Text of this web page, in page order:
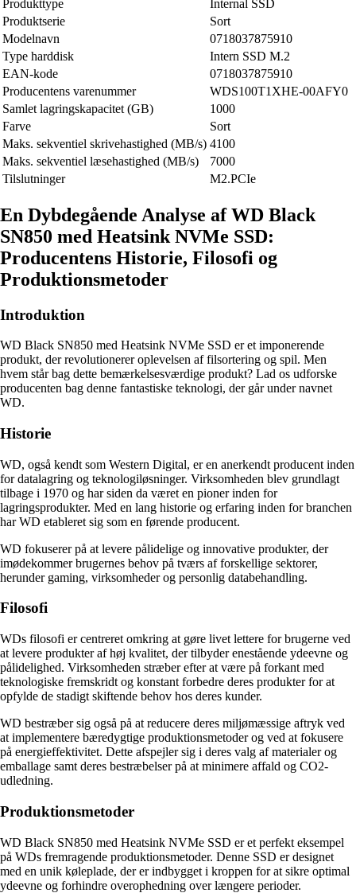
Produkttype
Internal SSD
Produktserie
Sort
Modelnavn
0718037875910
Type harddisk
Intern SSD M.2
EAN-kode
0718037875910
Producentens varenummer
WDS100T1XHE-00AFY0
Samlet lagringskapacitet (GB)
1000
Farve
Sort
Maks. sekventiel skrivehastighed (MB/s) 4100
Maks. sekventiel læsehastighed (MB/s)
7000
Tilslutninger
M2.PCIe
En Dybdegående Analyse af WD Black
SN850 med Heatsink NVMe SSD:
Producentens Historie, Filosofi og
Produktionsmetoder
Introduktion
WD Black SN850 med Heatsink NVMe SSD er et imponerende
produkt, der revolutionerer oplevelsen af filsortering og spil. Men
hvem står bag dette bemærkelsesværdige produkt? Lad os udforske
producenten bag denne fantastiske teknologi, der går under navnet
WD.
Historie
WD, også kendt som Western Digital, er en anerkendt producent inden
for datalagring og teknologiløsninger. Virksomheden blev grundlagt
tilbage i 1970 og har siden da været en pioner inden for
lagringsprodukter. Med en lang historie og erfaring inden for branchen
har WD etableret sig som en førende producent.
WD fokuserer på at levere pålidelige og innovative produkter, der
imødekommer brugernes behov på tværs af forskellige sektorer,
herunder gaming, virksomheder og personlig databehandling.
Filosofi
WDs filosofi er centreret omkring at gøre livet lettere for brugerne ved
at levere produkter af høj kvalitet, der tilbyder enestående ydeevne og
pålidelighed. Virksomheden stræber efter at være på forkant med
teknologiske fremskridt og konstant forbedre deres produkter for at
opfylde de stadigt skiftende behov hos deres kunder.
WD bestræber sig også på at reducere deres miljømæssige aftryk ved
at implementere bæredygtige produktionsmetoder og ved at fokusere
på energieffektivitet. Dette afspejler sig i deres valg af materialer og
emballage samt deres bestræbelser på at minimere affald og CO2-
udledning.
Produktionsmetoder
WD Black SN850 med Heatsink NVMe SSD er et perfekt eksempel
på WDs fremragende produktionsmetoder. Denne SSD er designet
med en unik køleplade, der er indbygget i kroppen for at sikre optimal
ydeevne og forhindre overophedning over længere perioder.